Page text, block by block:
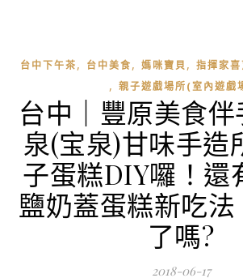
台中下午茶, 台中美食, 媽咪寶貝, 指揮家喜
, 親子遊戲場所(室內遊戲
台中｜豐原美食
泉(宝泉)甘味手造
子蛋糕DIY囉！還
鹽奶蓋蛋糕新吃
了嗎?
2018-06-17